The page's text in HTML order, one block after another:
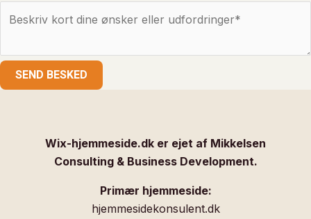
SEND BESKED
Wix-hjemmeside.dk er ejet af Mikkelsen
Consulting & Business Development.
Primær hjemmeside:
hjemmesidekonsulent.dk